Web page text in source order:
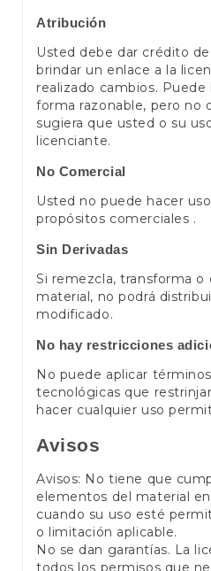
Atribución
Usted debe dar crédito
brindar un enlace a la
realizado cambios.
forma razonable, pero no
sugiera que usted o su
licenciante.
No Comercial
Usted no puede hacer
propósitos comerciales .
Sin Derivadas
Si remezcla, transforma o
material, no podrá
modificado.
No hay restricciones
No puede aplicar
tecnológicas que
hacer cualquier uso
Avisos
Avisos: No tiene que
elementos del material
cuando su uso esté
o limitación aplicable.
No se dan garantías. La
todos los permisos que